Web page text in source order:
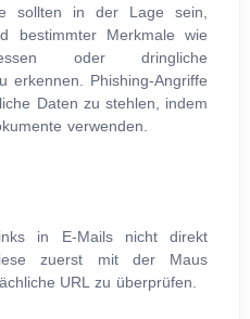
sollten in der Lage sein,
bestimmter Merkmale wie
oder dringliche
erkennen. Phishing-Angriffe
Daten zu stehlen, indem
verwenden.
in E-Mails nicht direkt
zuerst mit der Maus
URL zu überprüfen.